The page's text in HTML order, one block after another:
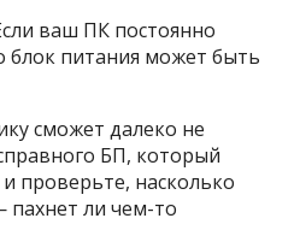
ваш ПК постоянно
блок питания может быть
сможет далеко не
БП, который
проверьте, насколько
пахнет ли чем-то